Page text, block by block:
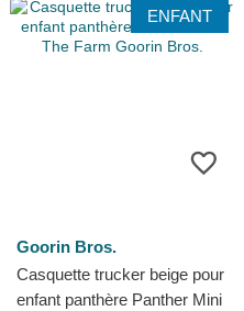
ENFANT
Goorin Bros.
Casquette trucker beige pour
enfant panthère Panther Mini